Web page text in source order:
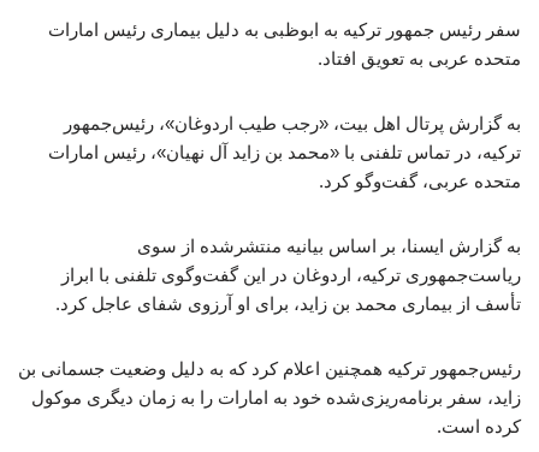
سفر رئیس جمهور ترکیه به ابوظبی به دلیل بیماری رئیس امارات
متحده عربی به تعویق افتاد.
به گزارش پرتال اهل بیت، «رجب طیب اردوغان»، رئیس‌جمهور
ترکیه، در تماس تلفنی با «محمد بن زاید آل نهیان»، رئیس امارات
متحده عربی، گفت‌وگو کرد.
به گزارش ایسنا، بر اساس بیانیه منتشرشده از سوی
ریاست‌جمهوری ترکیه، اردوغان در این گفت‌وگوی تلفنی با ابراز
تأسف از بیماری محمد بن زاید، برای او آرزوی شفای عاجل کرد.
رئیس‌جمهور ترکیه همچنین اعلام کرد که به دلیل وضعیت جسمانی بن
زاید، سفر برنامه‌ریزی‌شده خود به امارات را به زمان دیگری موکول
کرده است.